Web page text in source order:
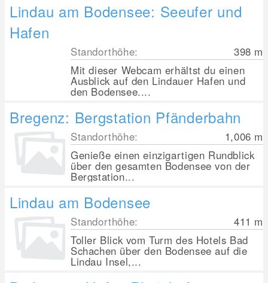
Lindau am Bodensee: Seeufer und
Hafen
Standorthöhe: 398 m
Mit dieser Webcam erhältst du einen
Ausblick auf den Lindauer Hafen und
den Bodensee....
Bregenz: Bergstation Pfänderbahn
Standorthöhe: 1,006 m
Genieße einen einzigartigen Rundblick
über den gesamten Bodensee von der
Bergstation...
Lindau am Bodensee
Standorthöhe: 411 m
Toller Blick vom Turm des Hotels Bad
Schachen über den Bodensee auf die
Lindau Insel,...